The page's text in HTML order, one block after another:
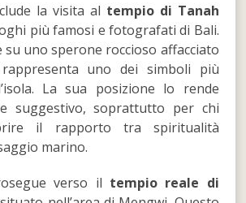
la visita al tempio di Tanah
più famosi e fotografati di Bali.
uno sperone roccioso affacciato
rappresenta uno dei simboli più
La sua posizione lo rende
suggestivo, soprattutto per chi
il rapporto tra spiritualità
marino.
verso il tempio reale di